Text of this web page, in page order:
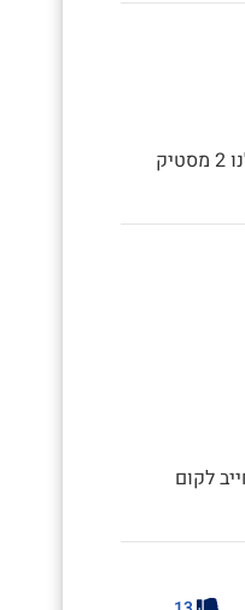
- "אחי לך לקיוסק ושפשף לנו 2 מסטיק
לקום